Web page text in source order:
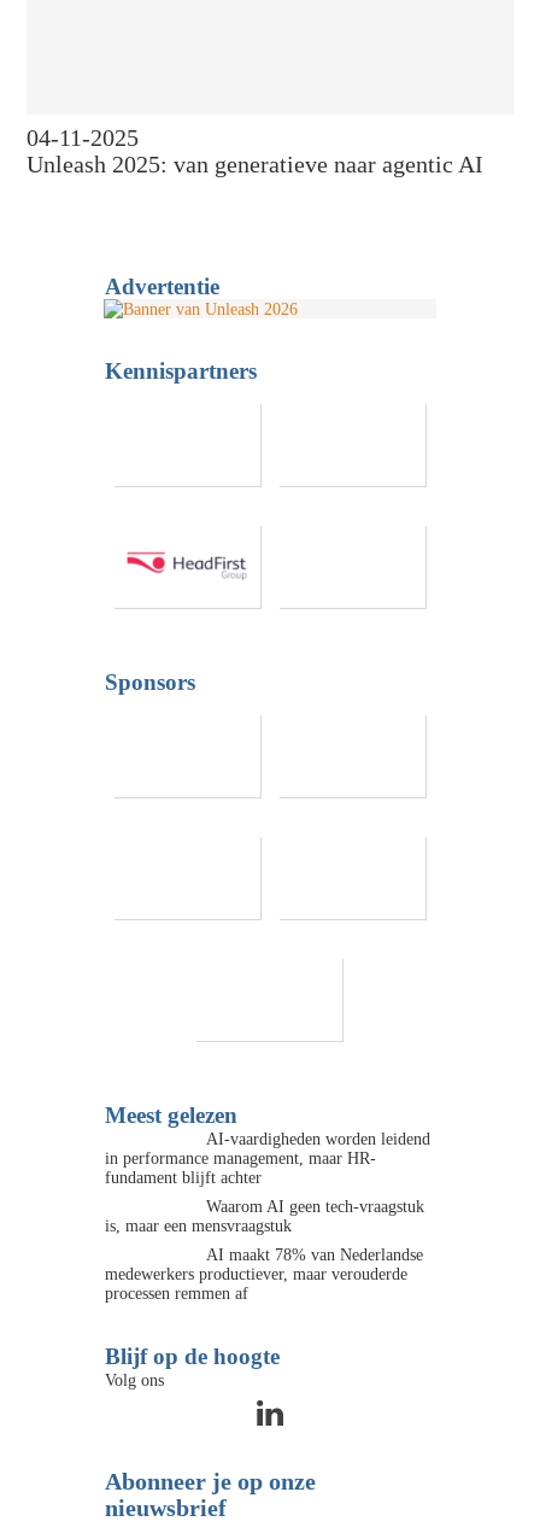
04-11-2025
Unleash 2025: van generatieve naar agentic AI
Advertentie
Kennispartners
Sponsors
Meest gelezen
AI-vaardigheden worden leidend
in performance management, maar HR-
fundament blijft achter
Waarom AI geen tech-vraagstuk
is, maar een mensvraagstuk
AI maakt 78% van Nederlandse
medewerkers productiever, maar verouderde
processen remmen af
Blijf op de hoogte
Volg ons
Abonneer je op onze
nieuwsbrief